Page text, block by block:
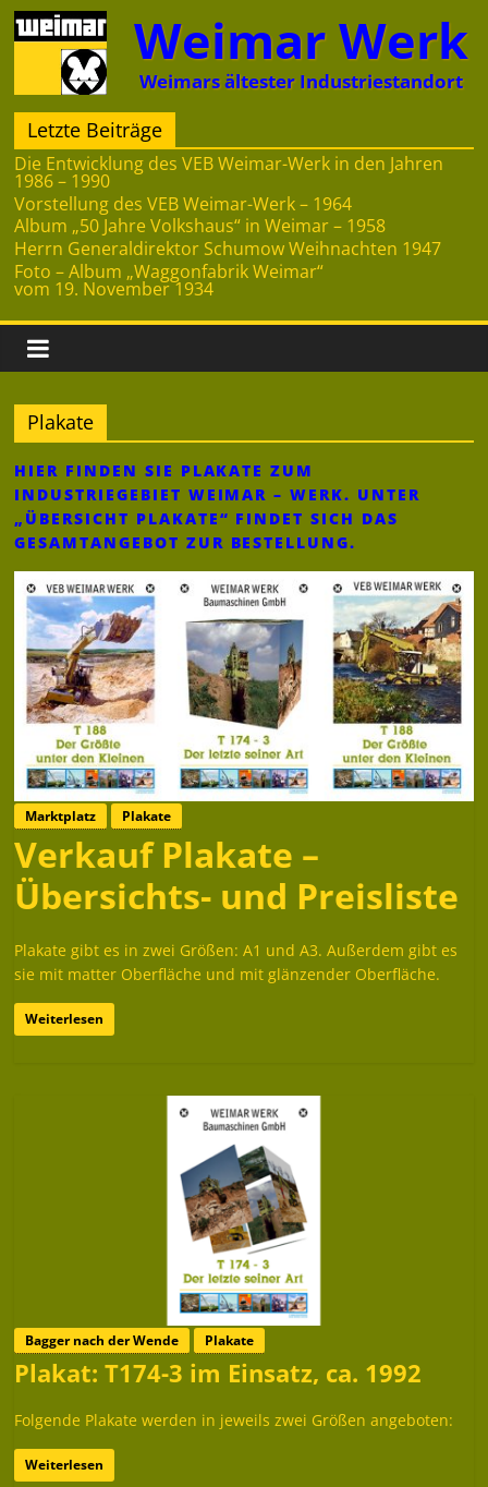
Zum
Inhalt
springen
Weimar Werk
Weimars ältester Industriestandort
Letzte Beiträge
Die Entwicklung des VEB Weimar-Werk in den Jahren
1986 – 1990
Vorstellung des VEB Weimar-Werk – 1964
Album „50 Jahre Volkshaus“ in Weimar – 1958
Herrn Generaldirektor Schumow Weihnachten 1947
Foto – Album „Waggonfabrik Weimar“
vom 19. November 1934
Plakate
HIER FINDEN SIE PLAKATE ZUM
INDUSTRIEGEBIET WEIMAR – WERK. UNTER
„ÜBERSICHT PLAKATE“ FINDET SICH DAS
GESAMTANGEBOT ZUR BESTELLUNG.
Marktplatz Plakate
Verkauf Plakate –
Übersichts- und Preisliste
Plakate gibt es in zwei Größen: A1 und A3. Außerdem gibt es
sie mit matter Oberfläche und mit glänzender Oberfläche.
Weiterlesen
Bagger nach der Wende Plakate
Plakat: T174-3 im Einsatz, ca. 1992
Folgende Plakate werden in jeweils zwei Größen angeboten:
Weiterlesen